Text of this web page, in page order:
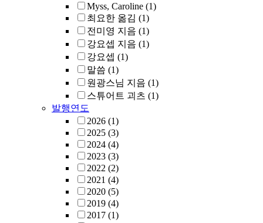
Myss, Caroline (1)
최요한 옮김 (1)
전미영 지음 (1)
강요셉 지음 (1)
강요셉 (1)
말씀 (1)
원광스님 지음 (1)
스튜어트 괴츠 (1)
발행연도
2026 (1)
2025 (3)
2024 (4)
2023 (3)
2022 (2)
2021 (4)
2020 (5)
2019 (4)
2017 (1)